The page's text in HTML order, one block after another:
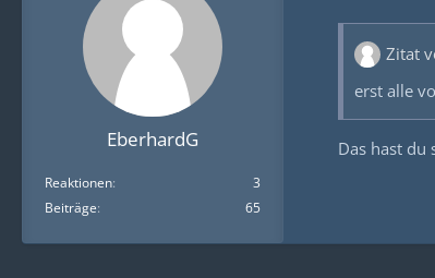
EberhardG
Reaktionen
3
Beiträge
65
Zitat
erst alle
Das hast du